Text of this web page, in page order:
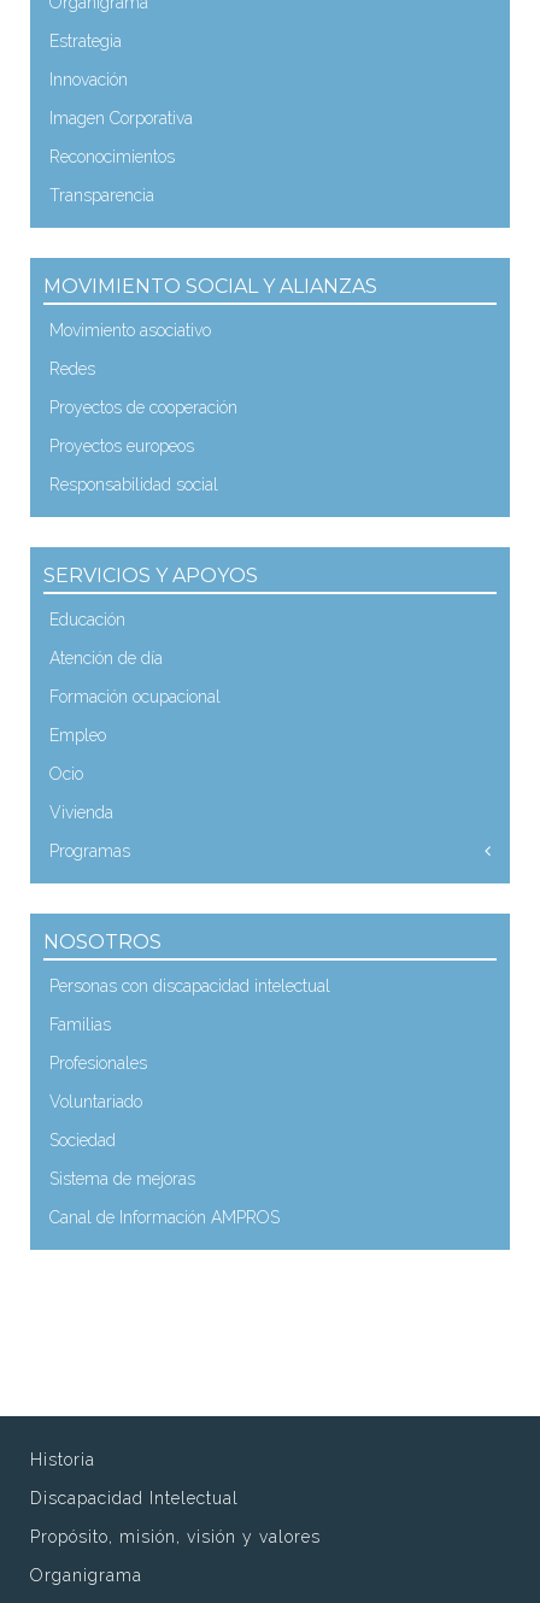
Estrategia
Innovación
Imagen Corporativa
Reconocimientos
Transparencia
MOVIMIENTO SOCIAL Y ALIANZAS
Movimiento asociativo
Redes
Proyectos de cooperación
Proyectos europeos
Responsabilidad social
SERVICIOS Y APOYOS
Educación
Atención de día
Formación ocupacional
Empleo
Ocio
Vivienda
Programas
NOSOTROS
Personas con discapacidad intelectual
Familias
Profesionales
Voluntariado
Sociedad
Sistema de mejoras
Canal de Información AMPROS
Historia
Discapacidad Intelectual
Propósito, misión, visión y valores
Organigrama